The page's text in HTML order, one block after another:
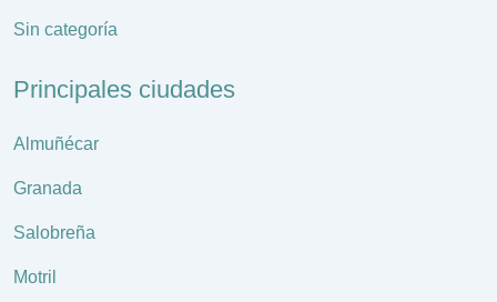
Sin categoría
Principales ciudades
Almuñécar
Granada
Salobreña
Motril